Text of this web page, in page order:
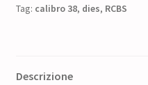
50,00 €.40,00
Tag: calibro 38, dies, RCBS
Descrizione